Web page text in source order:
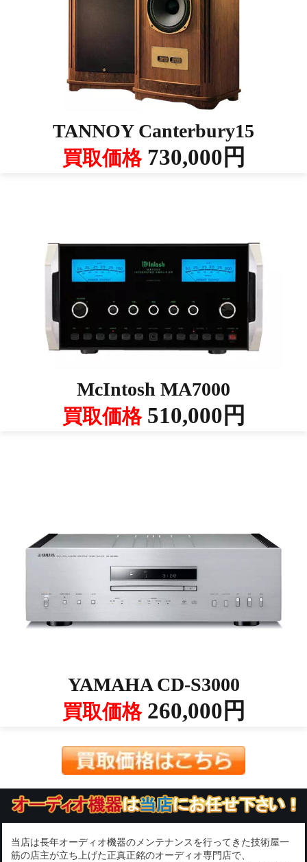
TANNOY Canterbury15
買取価格730,000円
McIntosh MA7000
買取価格510,000円
YAMAHA CD-S3000
買取価格260,000円
当店は長年オーディオ機器のメンテナンスを行ってきた技術屋一
筋の店主が立ち上げた正真正銘のオーディオ専門店で、